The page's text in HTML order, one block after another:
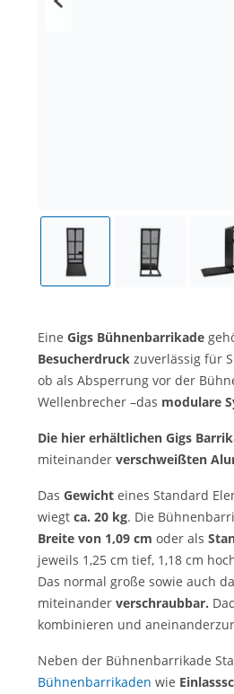
Eine Gigs Bühnenbarrikade
Besucherdruck zuverlässig für
ob als Absperrung vor der
Wellenbrecher –das modulare
Die hier erhältlichen Gigs
miteinander verschweißten
Das Gewicht eines Standard
wiegt ca. 20 kg. Die
Breite von 1,09 cm oder als
jeweils 1,25 cm tief, 1,18 cm
Das normal große sowie auch
miteinander verschraubbar.
kombinieren und
Neben der Bühnenbarrikade
Bühnenbarrikaden wie